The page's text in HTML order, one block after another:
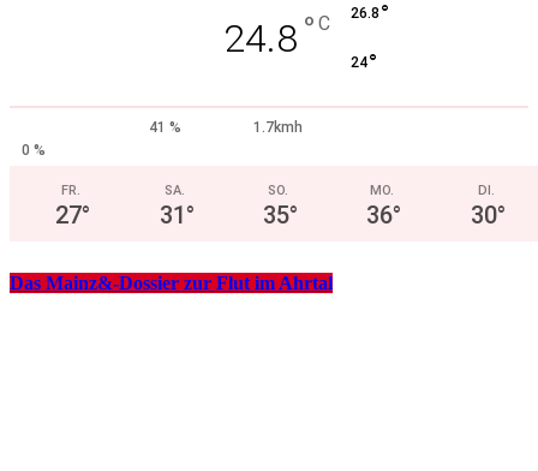
24.8 ° C 26.8 °
24°
41 %
1.7kmh
0 %
FR.
27°
SA.
31°
SO.
35°
MO.
36°
DI.
30°
Das Mainz&-Dossier zur Flut im Ahrtal